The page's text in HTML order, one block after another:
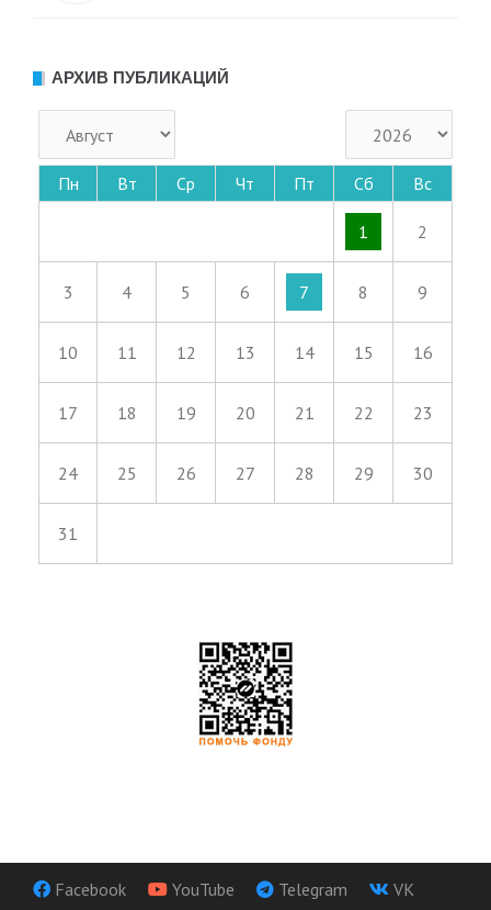
АРХИВ ПУБЛИКАЦИЙ
Пн Вт Ср Чт Пт Сб Вс
1 2
3 4 5 6 7 8 9
10 11 12 13 14 15 16
17 18 19 20 21 22 23
24 25 26 27 28 29 30
31
Facebook YouTube Telegram VK